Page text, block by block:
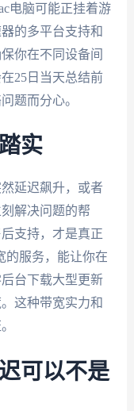
电脑可能正挂着游
的多平台支持和
你在不同设备间
25日当天总结前
题而分心。
实
延迟飙升，或者
解决问题的帮
支持，才是真正
的服务，能让你在
台下载大型更新
这种带宽实力和
可以不是